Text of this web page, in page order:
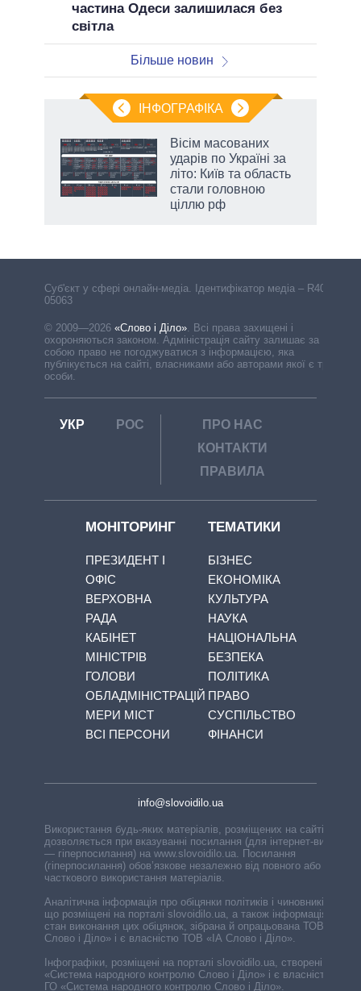
частина Одеси залишилася без
світла
Більше новин
ІНФОГРАФІКА
Вісім масованих
ударів по Україні за
літо: Київ та область
стали головною
ціллю рф
Cуб'єкт у сфері онлайн-медіа. Ідентифікатор медіа – R40-
05063
© 2009—2026 «Слово і Діло». Всі права захищені і
охороняються законом. Адміністрація сайту залишає за
собою право не погоджуватися з інформацією, яка
публікується на сайті, власниками або авторами якої є треті
особи.
УКР РОС
ПРО НАС
КОНТАКТИ
ПРАВИЛА
МОНІТОРИНГ
ПРЕЗИДЕНТ І
ОФІС
ВЕРХОВНА
РАДА
КАБІНЕТ
МІНІСТРІВ
ГОЛОВИ
ОБЛАДМІНІСТРАЦІЙ
МЕРИ МІСТ
ВСІ ПЕРСОНИ
ТЕМАТИКИ
БІЗНЕС
ЕКОНОМІКА
КУЛЬТУРА
НАУКА
НАЦІОНАЛЬНА
БЕЗПЕКА
ПОЛІТИКА
ПРАВО
СУСПІЛЬСТВО
ФІНАНСИ
info@slovoidilo.ua
Використання будь-яких матеріалів, розміщених на сайті,
дозволяється при вказуванні посилання (для інтернет-видань
— гіперпосилання) на www.slovoidilo.ua. Посилання
(гіперпосилання) обов’язкове незалежно від повного або
часткового використання матеріалів.
Аналітична інформація про обіцянки політиків і чиновників,
що розміщені на порталі slovoidilo.ua, а також інформація про
стан виконання цих обіцянок, зібрана й опрацьована ТОВ «ІА
Слово і Діло» і є власністю ТОВ «ІА Слово і Діло».
Інфографіки, розміщені на порталі slovoidilo.ua, створені ГО
«Система народного контролю Слово і Діло» і є власністю
ГО «Система народного контролю Слово і Діло».